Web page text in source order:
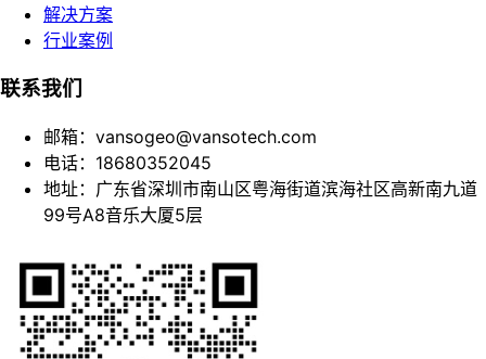
解决方案
行业案例
联系我们
邮箱：vansogeo@vansotech.com
电话：18680352045
地址：广东省深圳市南山区粤海街道滨海社区高新南九道
99号A8音乐大厦5层